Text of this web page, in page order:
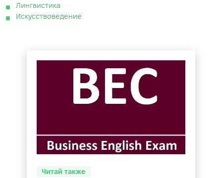
Лингвистика
Искусствоведение
Читай также